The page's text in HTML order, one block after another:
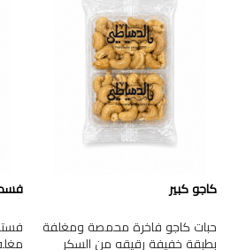
كاجو كبير
حبات كاجو فاخرة محمصة ومغلفة
بطبقة خفيفة رقيقه من السكر